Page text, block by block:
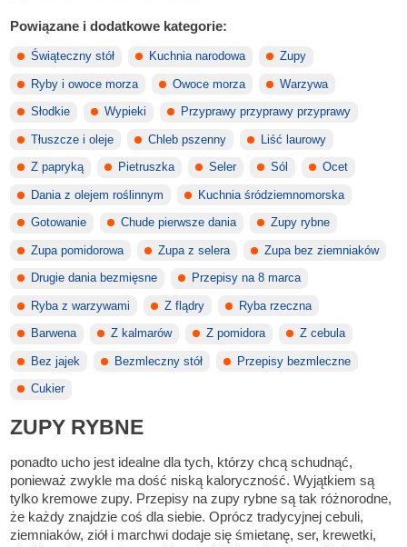
Powiązane i dodatkowe kategorie:
Świąteczny stół Kuchnia narodowa Zupy
Ryby i owoce morza Owoce morza Warzywa
Słodkie Wypieki Przyprawy przyprawy przyprawy
Tłuszcze i oleje Chleb pszenny Liść laurowy
Z papryką Pietruszka Seler Sól Ocet
Dania z olejem roślinnym Kuchnia śródziemnomorska
Gotowanie Chude pierwsze dania Zupy rybne
Zupa pomidorowa Zupa z selera Zupa bez ziemniaków
Drugie dania bezmięsne Przepisy na 8 marca
Ryba z warzywami Z flądry Ryba rzeczna
Barwena Z kalmarów Z pomidora Z cebula
Bez jajek Bezmleczny stół Przepisy bezmleczne
Cukier
ZUPY RYBNE
ponadto ucho jest idealne dla tych, którzy chcą schudnąć,
ponieważ zwykle ma dość niską kaloryczność. Wyjątkiem są
tylko kremowe zupy. Przepisy na zupy rybne są tak różnorodne,
że każdy znajdzie coś dla siebie. Oprócz tradycyjnej cebuli,
ziemniaków, ziół i marchwi dodaje się śmietanę, ser, krewetki,